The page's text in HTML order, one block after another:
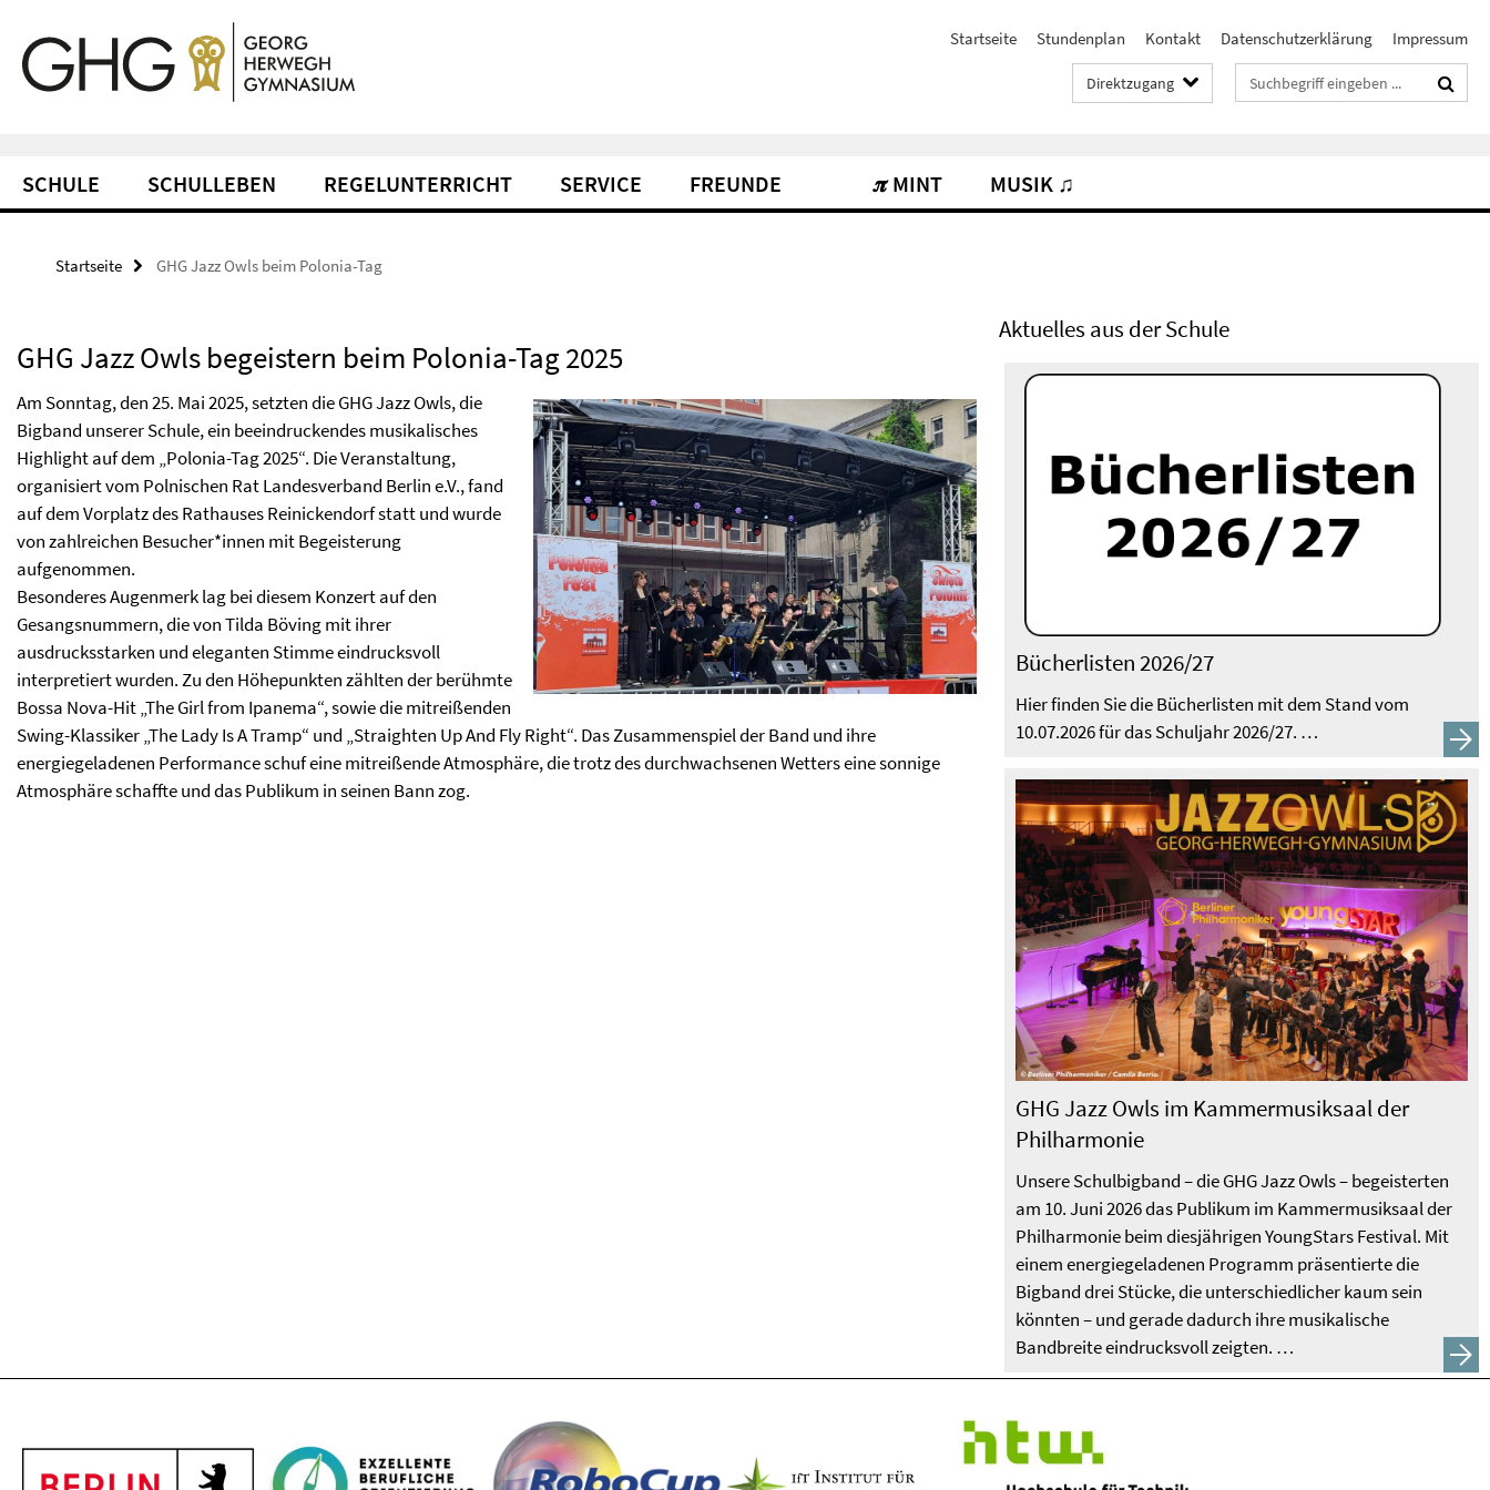
Service-Navigation Startseite Stundenplan Kontakt Datenschutzerklärung Impressum
Direktzugang Suchbegriffe
SCHULE SCHULLEBEN REGELUNTERRICHT SERVICE FREUNDE 𝝅 MINT MUSIK ♫
Startseite GHG Jazz Owls beim Polonia-Tag
GHG Jazz Owls begeistern beim Polonia-Tag 2025
Am Sonntag, den 25. Mai 2025, setzten die GHG Jazz Owls, die
Bigband unserer Schule, ein beeindruckendes musikalisches
Highlight auf dem „Polonia-Tag 2025“. Die Veranstaltung,
organisiert vom Polnischen Rat Landesverband Berlin e.V., fand
auf dem Vorplatz des Rathauses Reinickendorf statt und wurde
von zahlreichen Besucher*innen mit Begeisterung
aufgenommen.
Besonderes Augenmerk lag bei diesem Konzert auf den
Gesangsnummern, die von Tilda Böving mit ihrer
ausdrucksstarken und eleganten Stimme eindrucksvoll
interpretiert wurden. Zu den Höhepunkten zählten der berühmte
Bossa Nova-Hit „The Girl from Ipanema“, sowie die mitreißenden
Swing-Klassiker „The Lady Is A Tramp“ und „Straighten Up And Fly Right“. Das Zusammenspiel der Band und ihre
energiegeladenen Performance schuf eine mitreißende Atmosphäre, die trotz des durchwachsenen Wetters eine sonnige
Atmosphäre schaffte und das Publikum in seinen Bann zog.
Aktuelles aus der Schule
Bücherlisten 2026/27
Hier finden Sie die Bücherlisten mit dem Stand vom
10.07.2026 für das Schuljahr 2026/27. …
GHG Jazz Owls im Kammermusiksaal der
Philharmonie
Unsere Schulbigband – die GHG Jazz Owls – begeisterten
am 10. Juni 2026 das Publikum im Kammermusiksaal der
Philharmonie beim diesjährigen YoungStars Festival. Mit
einem energiegeladenen Programm präsentierte die
Bigband drei Stücke, die unterschiedlicher kaum sein
könnten – und gerade dadurch ihre musikalische
Bandbreite eindrucksvoll zeigten. …